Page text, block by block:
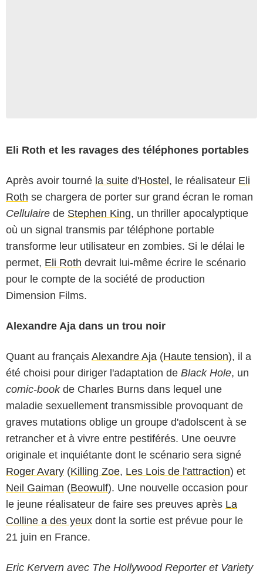
Eli Roth et les ravages des téléphones portables
Après avoir tourné la suite d'Hostel, le réalisateur Eli
Roth se chargera de porter sur grand écran le roman
Cellulaire de Stephen King, un thriller apocalyptique
où un signal transmis par téléphone portable
transforme leur utilisateur en zombies. Si le délai le
permet, Eli Roth devrait lui-même écrire le scénario
pour le compte de la société de production
Dimension Films.
Alexandre Aja dans un trou noir
Quant au français Alexandre Aja (Haute tension), il a
été choisi pour diriger l'adaptation de Black Hole, un
comic-bookde Charles Burns dans lequel une
maladie sexuellement transmissible provoquant de
graves mutations oblige un groupe d'adolscent à se
retrancher et à vivre entre pestiférés. Une oeuvre
originale et inquiétante dont le scénario sera signé
Roger Avary (Killing Zoe, Les Lois de l'attraction) et
Neil Gaiman (Beowulf). Une nouvelle occasion pour
le jeune réalisateur de faire ses preuves après La
Colline a des yeux dont la sortie est prévue pour le
21 juin en France.
Eric Kervern avec The Hollywood Reporter et Variety